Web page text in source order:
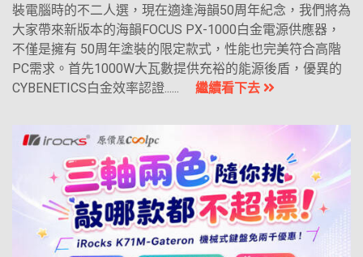
裝電腦時的不二人選，現在適逢海韻50周年紀念，我們將為
大家帶來新版本的海韻FOCUS PX-1000白金電源供應器，
不僅是擁有 50周年塗裝的限定款式，性能也完美符合高階
PC需求。首先1000W大瓦數提供充裕的能源後盾，優異的
CYBENETICS白金效率認證...... 繼續看下去